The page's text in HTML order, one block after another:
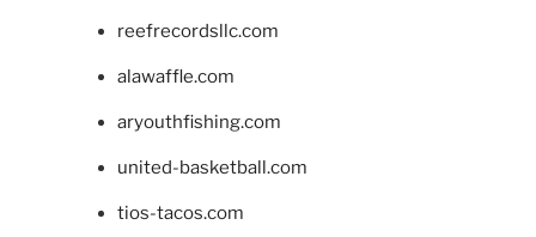
reefrecordsllc.com
alawaffle.com
aryouthfishing.com
united-basketball.com
tios-tacos.com